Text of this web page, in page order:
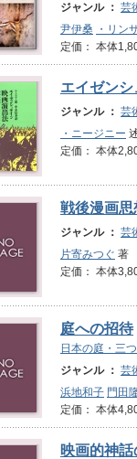
ジャンル ： 芸
尹伊桑 ・リン
定価： 本体
エイゼン
ジャンル ： 芸
・ニージニー
定価： 本体
戦後漫画思
ジャンル ： 芸
片寄みつぐ 著
定価： 本体
庭への招待
日本の庭・三
ジャンル ： 芸
浜地和子 門田
定価： 本体
映画的神